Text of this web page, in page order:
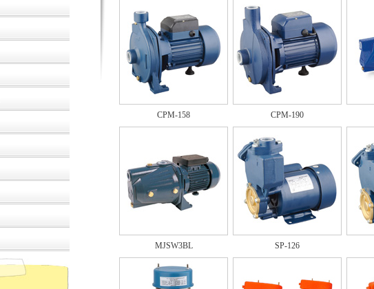
CPM-158 CPM-190
MJSW3BL SP-126